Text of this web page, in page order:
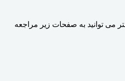
می توانید به صفحات زیر مراجعه